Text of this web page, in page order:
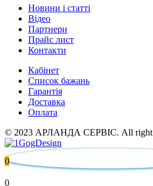
Новини і статті
Відео
Партнери
Прайс лист
Контакти
Кабінет
Список бажань
Гарантія
Доставка
Оплата
© 2023 АРЛАНДА СЕРВІС. All right
0
0